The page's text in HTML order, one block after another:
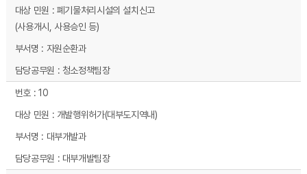
폐기물처리시설의 설치신고
(사용개시, 사용승인 등)
자원순환과
청소정책팀장
10
개발행위허가(대부도지역내)
대부개발과
대부개발팀장